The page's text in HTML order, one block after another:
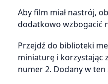
Aby film miał nastrój,
dodatkowo wzbogacić
Przejdź do biblioteki
miniaturę i korzystając
numer 2. Dodany w